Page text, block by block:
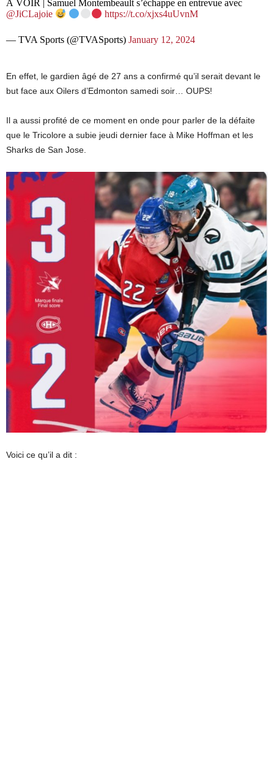
À VOIR | Samuel Montembeault s’échappe en entrevue avec
@JiCLajoie
https://t.co/xjxs4uUvnM
— TVA Sports (@TVASports) January 12, 2024
En effet, le gardien âgé de 27 ans a confirmé qu’il serait devant le
but face aux Oilers d’Edmonton samedi soir… OUPS!
Il a aussi profité de ce moment en onde pour parler de la défaite
que le Tricolore a subie jeudi dernier face à Mike Hoffman et les
Sharks de San Jose.
Voici ce qu’il a dit :